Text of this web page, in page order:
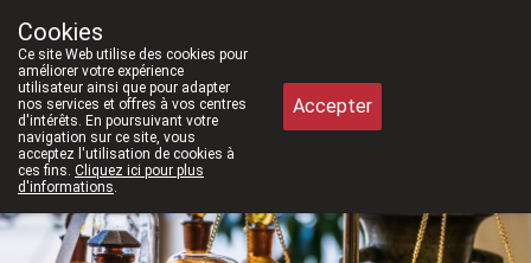
Cookies
Ce site Web utilise des cookies pour
améliorer votre expérience
utilisateur ainsi que pour adapter
nos services et offres à vos centres
d'intérêts. En poursuivant votre
navigation sur ce site, vous
acceptez l'utilisation de cookies à
ces fins. Cliquez ici pour plus
d'informations.
Accepter